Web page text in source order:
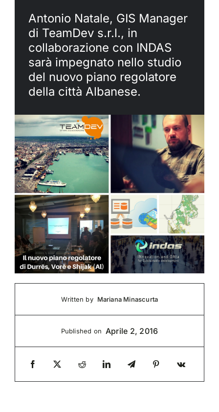
Antonio Natale, GIS Manager
di TeamDev s.r.l., in
collaborazione con INDAS
sarà impegnato nello studio
del nuovo piano regolatore
della città Albanese.
Written by Mariana Minascurta
Published on Aprile 2, 2016